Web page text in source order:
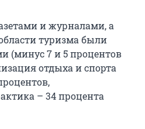
и журналами, а
туризма были
(минус 7 и 5 процентов
отдыха и спорта
– 34 процента